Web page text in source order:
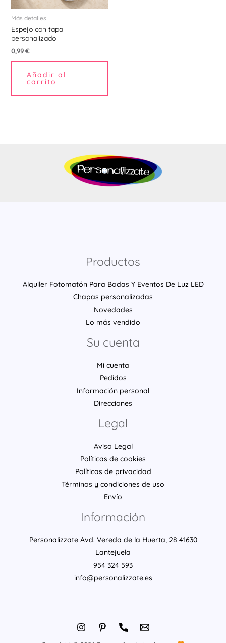
Más detalles
Espejo con tapa
personalizado
0,99€
Añadir al
carrito
Productos
Alquiler Fotomatón Para Bodas Y Eventos De Luz LED
Chapas personalizadas
Novedades
Lo más vendido
Su cuenta
Mi cuenta
Pedidos
Información personal
Direcciones
Legal
Aviso Legal
Políticas de cookies
Políticas de privacidad
Términos y condiciones de uso
Envío
Información
Personalizzate Avd. Vereda de la Huerta, 28 41630
Lantejuela
954 324 593
info@personalizzate.es